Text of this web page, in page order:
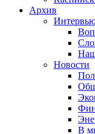
Архив
Новости
В